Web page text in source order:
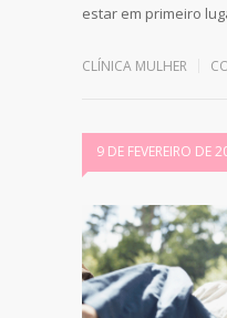
estar em primeiro
CLÍNICA MULHER
9 DE FEVEREIRO DE